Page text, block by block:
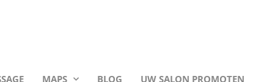
MAPS BLOG UW SALON PROMOTEN